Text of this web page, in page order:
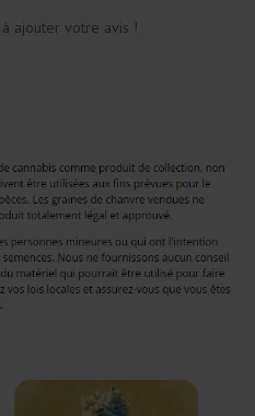
ajouter votre avis !